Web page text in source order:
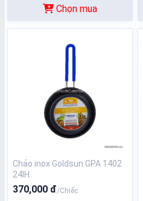
Chọn mua
Chảo inox Goldsun GPA 1402
24IH
370,000 đ/Chiếc